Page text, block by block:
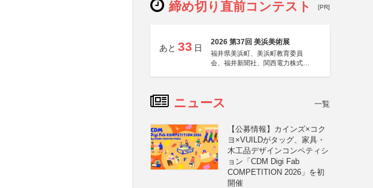
締め切り直前コンテスト [PR]
あと 33 日
2026 第37回 美浜美術展
福井県美浜町、美浜町教育委員
会、福井新聞社、関西電力株式会
ニュース 一覧
【公募情報】カインズ×コク
ヨ×VUILDがタッグ、家具・
木工品デザインコンペティシ
ョン「CDM Digi Fab
COMPETITION 2026」を初
開催